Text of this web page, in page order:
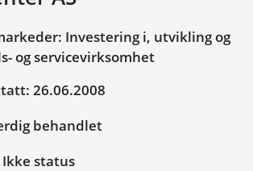
Investering i, utvikling og
og servicevirksomhet
26.06.2008
behandlet
status